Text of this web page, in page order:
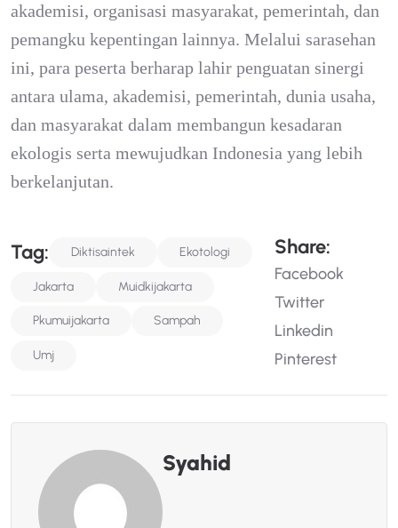
akademisi, organisasi masyarakat, pemerintah, dan
pemangku kepentingan lainnya. Melalui sarasehan
ini, para peserta berharap lahir penguatan sinergi
antara ulama, akademisi, pemerintah, dunia usaha,
dan masyarakat dalam membangun kesadaran
ekologis serta mewujudkan Indonesia yang lebih
berkelanjutan.
TAG: Diktisaintek Ekotologi
Jakarta Muidkijakarta
Pkumuijakarta Sampah
Umj
SHARE:
Facebook
Twitter
Linkedin
Pinterest
Syahid